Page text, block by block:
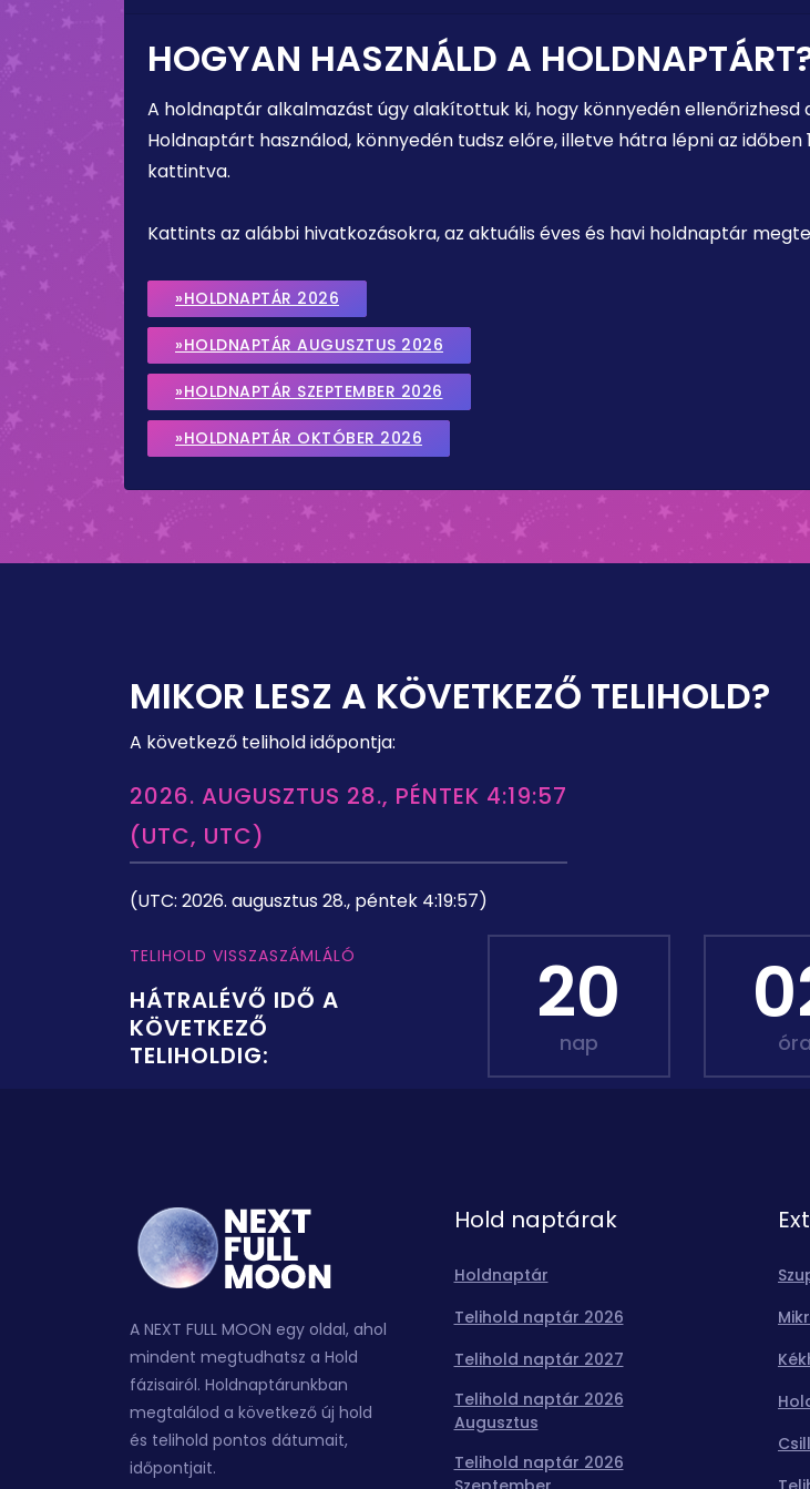
HOGYAN HASZNÁLD A
A holdnaptár alkalmazást úgy alakítottuk ki, hogy könnyedén
Holdnaptárt használod, könnyedén tudsz előre, illetve hátra lépni az
kattintva.
Kattints az alábbi hivatkozásokra, az aktuális éves és havi holdnaptár
»HOLDNAPTÁR 2026
»HOLDNAPTÁR AUGUSZTUS 2026
»HOLDNAPTÁR SZEPTEMBER 2026
»HOLDNAPTÁR OKTÓBER 2026
MIKOR LESZ A KÖVETKEZŐ TELIHOLD?
A következő telihold időpontja:
2026. AUGUSZTUS 28., PÉNTEK 4:19:57
(UTC, UTC)
(UTC: 2026. augusztus 28., péntek 4:19:57)
TELIHOLD VISSZASZÁMLÁLÓ
HÁTRALÉVŐ IDŐ A
KÖVETKEZŐ
TELIHOLDIG:
20
nap óra
A NEXT FULL MOON egy oldal, ahol
mindent megtudhatsz a Hold
fázisairól. Holdnaptárunkban
megtalálod a következő új hold
és telihold pontos dátumait,
időpontjait.
Hold naptárak
Holdnaptár
Telihold naptár 2026
Telihold naptár 2027
Telihold naptár 2026
Augusztus
Telihold naptár 2026